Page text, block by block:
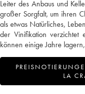
Leiter des Anbaus und
großer Sorgfalt, um ihren
als etwas Natürliches,
der Vinifikation verzichtet
können einige Jahre
LA